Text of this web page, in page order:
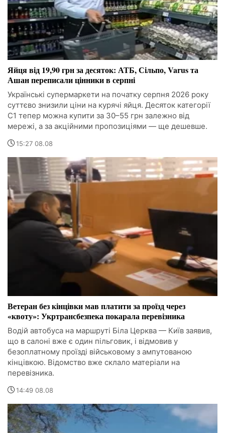
Яйця від 19,90 грн за десяток: АТБ, Сільпо, Varus та
Ашан переписали цінники в серпні
Українські супермаркети на початку серпня 2026 року
суттєво знизили ціни на курячі яйця. Десяток категорії
С1 тепер можна купити за 30–55 грн залежно від
мережі, а за акційними пропозиціями — ще дешевше.
15:27 08.08
Ветеран без кінцівки мав платити за проїзд через
«квоту»: Укртрансбезпека покарала перевізника
Водій автобуса на маршруті Біла Церква — Київ заявив,
що в салоні вже є один пільговик, і відмовив у
безоплатному проїзді військовому з ампутованою
кінцівкою. Відомство вже склало матеріали на
перевізника.
14:49 08.08